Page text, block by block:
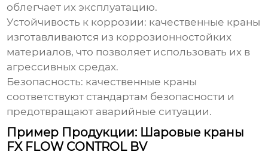
облегчает их эксплуатацию.
Устойчивость к коррозии: качественные краны
изготавливаются из коррозионностойких
материалов, что позволяет использовать их в
агрессивных средах.
Безопасность: качественные краны
соответствуют стандартам безопасности и
предотвращают аварийные ситуации.
Пример Продукции: Шаровые краны
FX FLOW CONTROL BV